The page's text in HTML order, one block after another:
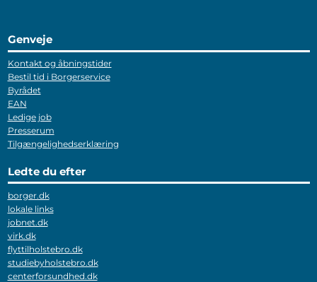
Genveje
Kontakt og åbningstider
Bestil tid i Borgerservice
Byrådet
EAN
Ledige job
Presserum
Tilgængelighedserklæring
Ledte du efter
borger.dk
lokale links
jobnet.dk
virk.dk
flyttilholstebro.dk
studiebyholstebro.dk
centerforsundhed.dk